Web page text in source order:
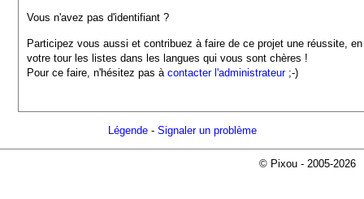
Vous n'avez pas d'identifiant ?
Participez vous aussi et contribuez à faire de ce projet une réussite,
votre tour les listes dans les langues qui vous sont chères !
Pour ce faire, n'hésitez pas àcontacter l'administrateur;-)
Légende- Signaler un problème
© Pixou - 2005-2026